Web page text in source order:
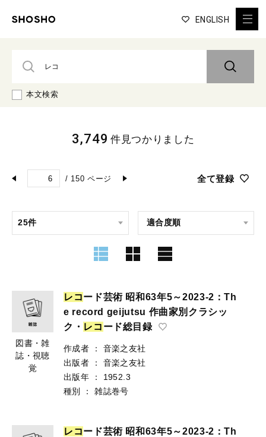
ENGLISH
本文検索
/ 150 ページ 全て登録
3,749 件見つかりました
図書・雑
誌・視聴
覚
レ コード芸術 昭和63年5～2023-2：Th
e record geijutsu 作曲家別クラシッ
ク・ レ コ ード総目録
作成者 ：
音楽之友社
出版者
：
音楽之友社
出版年
：
1952.3
種別
： 雑誌巻号
レ コード芸術 昭和63年5～2023-2：Th